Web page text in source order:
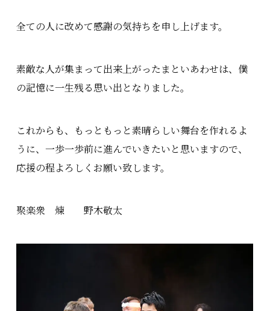
全ての人に改めて感謝の気持ちを申し上げます。
素敵な人が集まって出来上がったまといあわせは、僕
の記憶に一生残る思い出となりました。
これからも、もっともっと素晴らしい舞台を作れるよ
うに、一歩一歩前に進んでいきたいと思いますので、
応援の程よろしくお願い致します。
聚楽衆 煉 野木敬太